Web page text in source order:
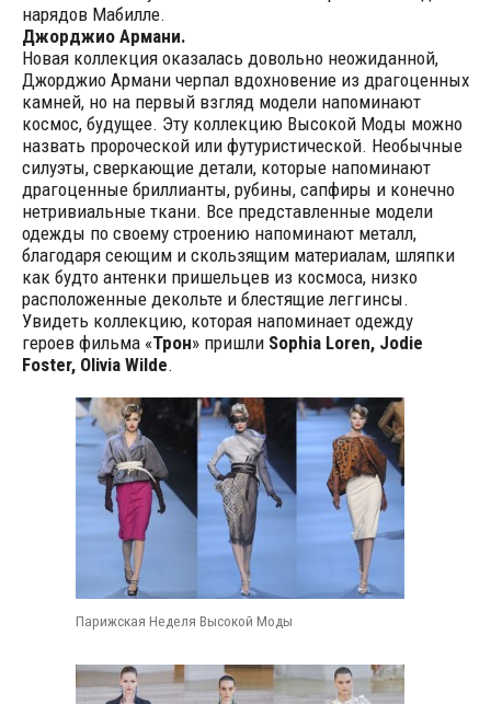
нарядов Мабилле.
Джорджио Армани.
Новая коллекция оказалась довольно неожиданной,
Джорджио Армани черпал вдохновение из драгоценных
камней, но на первый взгляд модели напоминают
космос, будущее. Эту коллекцию Высокой Моды можно
назвать пророческой или футуристической. Необычные
силуэты, сверкающие детали, которые напоминают
драгоценные бриллианты, рубины, сапфиры и конечно
нетривиальные ткани. Все представленные модели
одежды по своему строению напоминают металл,
благодаря сеющим и скользящим материалам, шляпки
как будто антенки пришельцев из космоса, низко
расположенные декольте и блестящие леггинсы.
Увидеть коллекцию, которая напоминает одежду
героев фильма «Трон» пришли Sophia Loren, Jodie
Foster, Olivia Wilde.
Парижская Неделя Высокой Моды